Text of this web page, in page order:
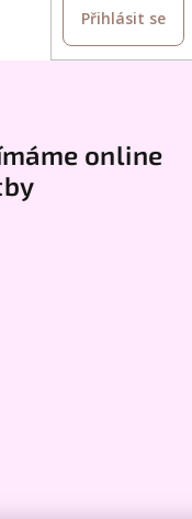
Přihlásit se
online